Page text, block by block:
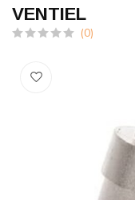
VENTIEL
(0)